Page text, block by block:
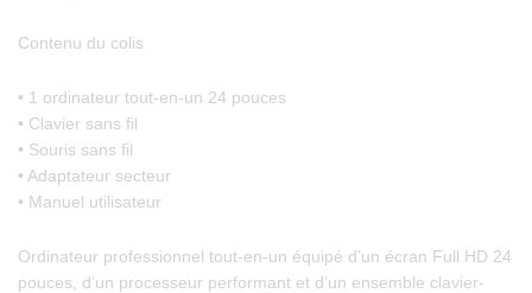
Contenu du colis
• 1 ordinateur tout-en-un 24 pouces
• Clavier sans fil
• Souris sans fil
• Adaptateur secteur
• Manuel utilisateur
Ordinateur professionnel tout-en-un équipé d’un écran Full HD 24
pouces, d’un processeur performant et d’un ensemble clavier-